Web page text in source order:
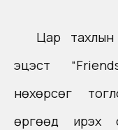
Цар тахлын
эцэст
нөхөрсөг
өргөөд ирэх